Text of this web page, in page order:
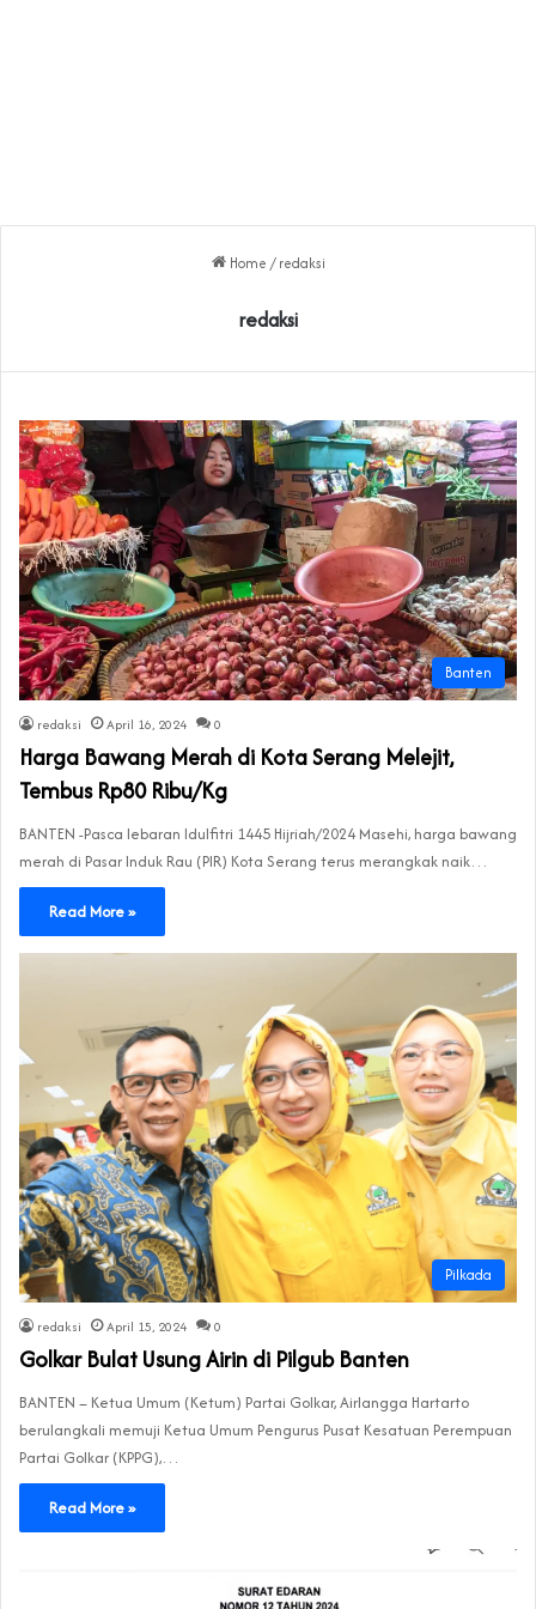
Home / redaksi
redaksi
Banten
redaksi April 16, 2024 0
Harga Bawang Merah di Kota Serang Melejit,
Tembus Rp80 Ribu/Kg
BANTEN -Pasca lebaran Idulfitri 1445 Hijriah/2024 Masehi, harga bawang
merah di Pasar Induk Rau (PIR) Kota Serang terus merangkak naik…
Read More »
Pilkada
redaksi April 15, 2024 0
Golkar Bulat Usung Airin di Pilgub Banten
BANTEN – Ketua Umum (Ketum) Partai Golkar, Airlangga Hartarto
berulangkali memuji Ketua Umum Pengurus Pusat Kesatuan Perempuan
Partai Golkar (KPPG),…
Read More »